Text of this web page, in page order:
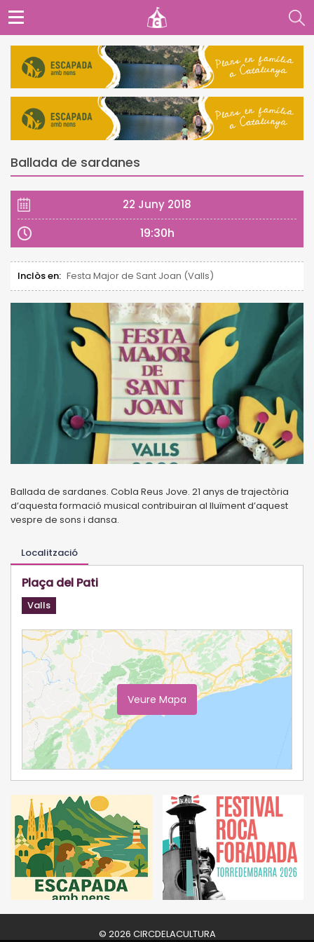
Ballada de sardanes
22 Juny 2018
19:30h
Inclòs en: Festa Major de Sant Joan (Valls)
Ballada de sardanes. Cobla Reus Jove. 21 anys de trajectòria
d’aquesta formació musical contribuiran al lluïment d’aquest
vespre de sons i dansa.
Localització
Plaça del Pati
Valls
Veure Mapa
© 2026 CIRCDELACULTURA